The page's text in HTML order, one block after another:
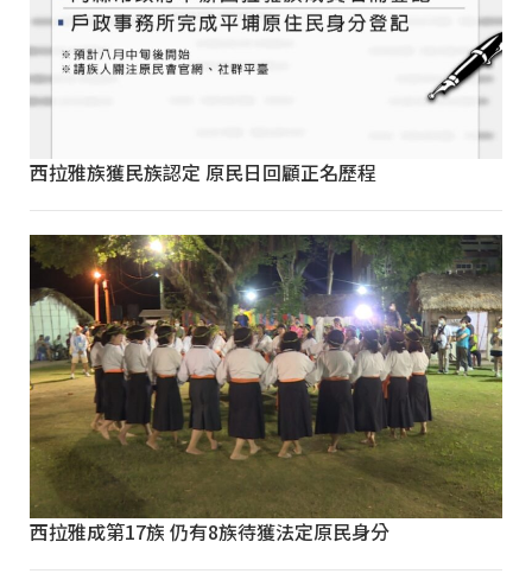
西拉雅族獲民族認定 原民日回顧正名歷程
西拉雅成第17族 仍有8族待獲法定原民身分